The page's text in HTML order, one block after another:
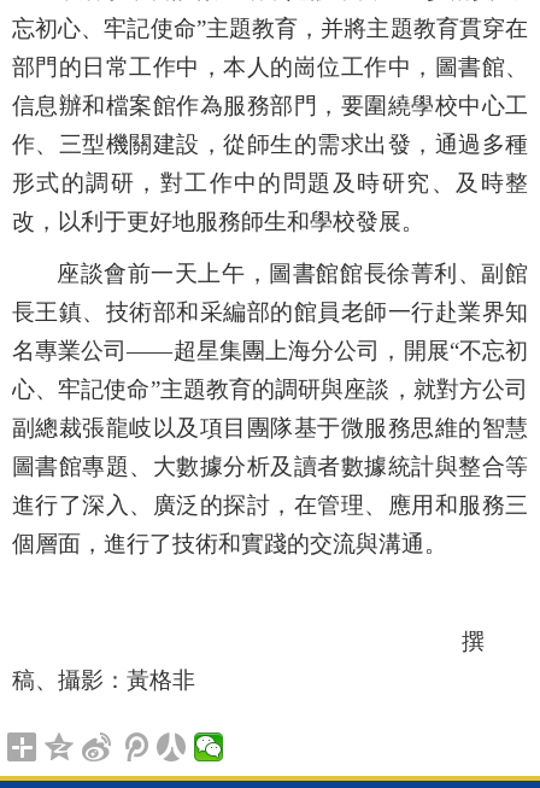
忘初心、牢記使命”主題教育，并將主題教育貫穿在
部門的日常工作中，本人的崗位工作中，圖書館、
信息辦和檔案館作為服務部門，要圍繞學校中心工
作、三型機關建設，從師生的需求出發，通過多種
形式的調研，對工作中的問題及時研究、及時整
改，以利于更好地服務師生和學校發展。
座談會前一天上午，圖書館館長徐菁利、副館
長王鎮、技術部和采編部的館員老師一行赴業界知
名專業公司——超星集團上海分公司，開展“不忘初
心、牢記使命”主題教育的調研與座談，就對方公司
副總裁張龍岐以及項目團隊基于微服務思維的智慧
圖書館專題、大數據分析及讀者數據統計與整合等
進行了深入、廣泛的探討，在管理、應用和服務三
個層面，進行了技術和實踐的交流與溝通。
撰
稿、攝影：黃格非